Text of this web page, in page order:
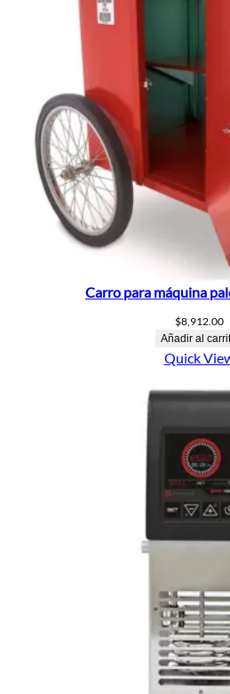
Carro para máquina
$8,912.00
Añadir al
Quick